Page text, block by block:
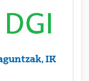
IK